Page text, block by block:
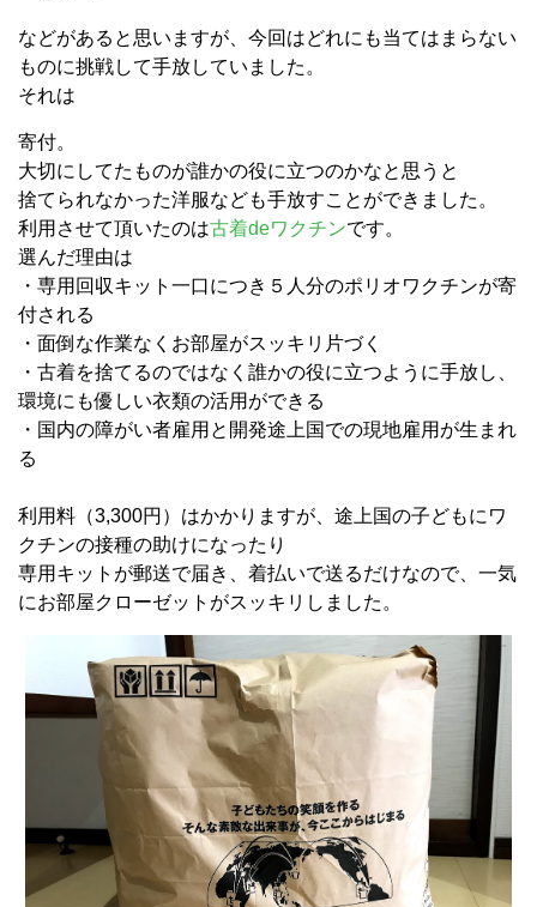
などがあると思いますが、今回はどれにも当てはまらない
ものに挑戦して手放していました。
それは
寄付。
大切にしてたものが誰かの役に立つのかなと思うと
捨てられなかった洋服なども手放すことができました。
利用させて頂いたのは古着deワクチンです。
選んだ理由は
・専用回収キット一口につき５人分のポリオワクチンが寄
付される
・面倒な作業なくお部屋がスッキリ片づく
・古着を捨てるのではなく誰かの役に立つように手放し、
環境にも優しい衣類の活用ができる
・国内の障がい者雇用と開発途上国での現地雇用が生まれ
る
利用料（3,300円）はかかりますが、途上国の子どもにワ
クチンの接種の助けになったり
専用キットが郵送で届き、着払いで送るだけなので、一気
にお部屋クローゼットがスッキリしました。